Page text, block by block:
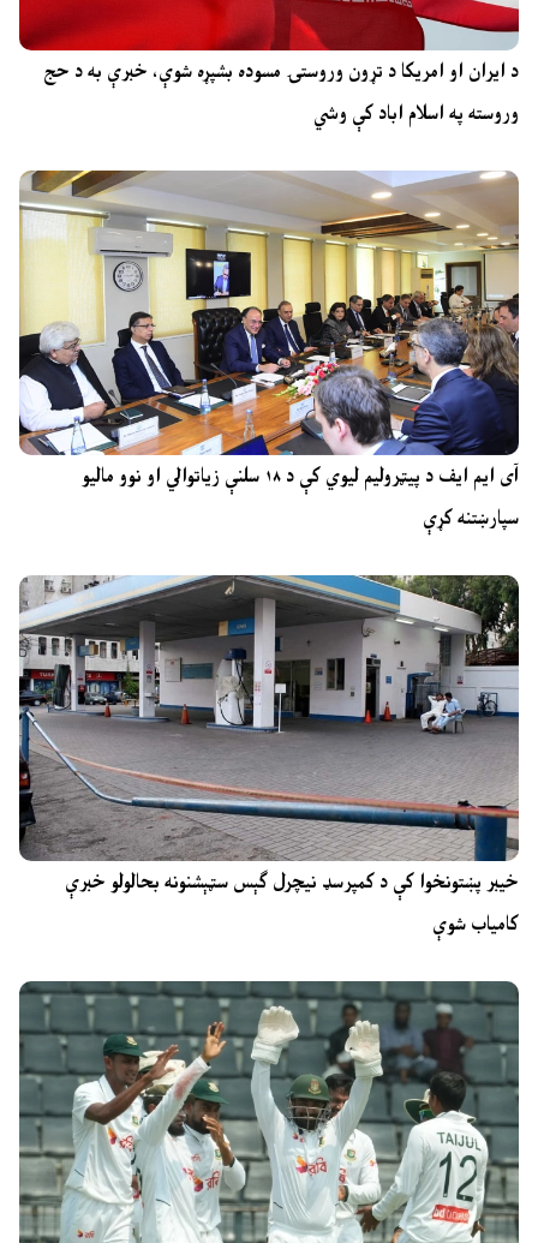
د ایران او امریکا د تړون وروستۍ مسوده بشپړه شوې، خبرې به د حج
وروسته په اسلام اباد کې وشي
آی ایم ایف د پیټرولیم لیوي کې د ۱۸ سلنې زیاتوالي او نوو مالیو
سپارښتنه کړې
خیبر پښتونخوا کې د کمپرسډ نیچرل ګېس سټېشنونه بحالولو خبرې
کامیاب شوې